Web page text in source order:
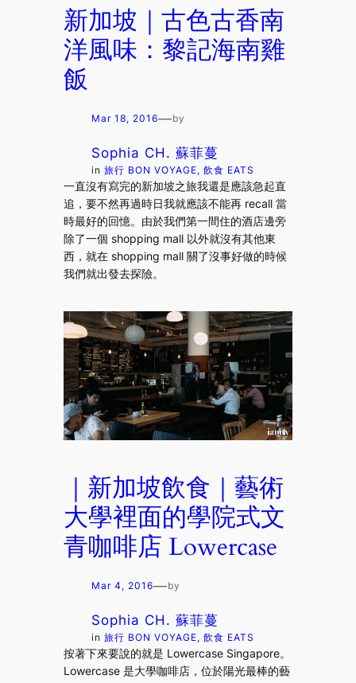
新加坡｜古色古香南
洋風味：黎記海南雞
飯
Mar 18, 2016—by
Sophia CH. 蘇菲蔓
in旅行 BON VOYAGE, 飲食 EATS
一直沒有寫完的新加坡之旅我還是應該急起直
追，要不然再過時日我就應該不能再 recall 當
時最好的回憶。由於我們第一間住的酒店邊旁
除了一個 shopping mall 以外就沒有其他東
西，就在 shopping mall 關了沒事好做的時候
我們就出發去探險。
｜新加坡飲食｜藝術
大學裡面的學院式文
青咖啡店 Lowercase
Mar 4, 2016—by
Sophia CH. 蘇菲蔓
in旅行 BON VOYAGE, 飲食 EATS
按著下來要說的就是 Lowercase Singapore。
Lowercase 是大學咖啡店，位於陽光最棒的藝